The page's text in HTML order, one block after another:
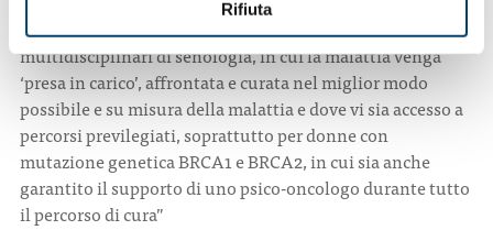
Rifiuta
ancora esistono forti diseguaglianze, di Centri
multidisciplinari di senologia, in cui la malattia venga
‘presa in carico’, affrontata e curata nel miglior modo
possibile e su misura della malattia e dove vi sia accesso a
percorsi previlegiati, soprattutto per donne con
mutazione genetica BRCA1 e BRCA2, in cui sia anche
garantito il supporto di uno psico-oncologo durante tutto
il percorso di cura”